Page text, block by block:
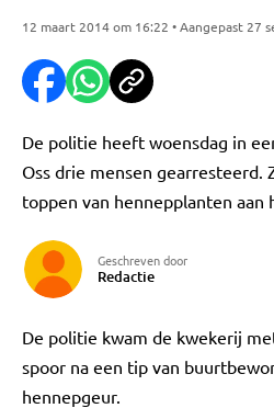
12 maart 2014 om 16:22 • Aangepast 27
De politie heeft woensdag in
Oss drie mensen gearresteerd.
toppen van hennepplanten aan
Geschreven door
Redactie
De politie kwam de kwekerij
spoor na een tip van
hennepgeur.